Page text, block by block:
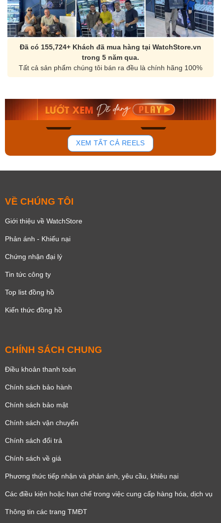
Đã có 155,724+ Khách đã mua hàng tại WatchStore.vn
trong 5 năm qua.
Tất cả sản phẩm chúng tôi bán ra đều là chính hãng 100%
159
Orient Nam RA-
Mua ngay
Casio Nam MTS-
Mua ngay
XEM TẤT CẢ REELS
VỀ CHÚNG TÔI
Giới thiệu về WatchStore
Phản ánh - Khiếu nại
Chứng nhận đại lý
Tin tức công ty
Top list đồng hồ
Kiến thức đồng hồ
CHÍNH SÁCH CHUNG
Điều khoản thanh toán
Chính sách bảo hành
Chính sách bảo mật
Chính sách vận chuyển
Chính sách đổi trả
Chính sách về giá
Phương thức tiếp nhận và phản ánh, yêu cầu, khiêu nại
Các điều kiện hoặc hạn chế trong việc cung cấp hàng hóa, dịch vụ
Thông tin các trang TMĐT